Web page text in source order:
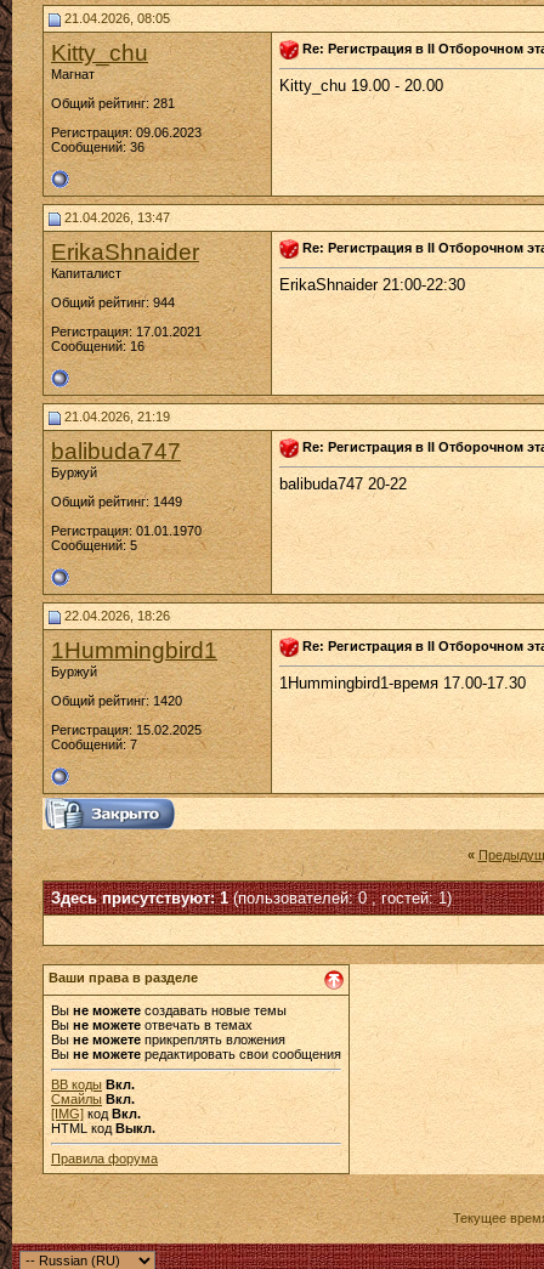
21.04.2026, 08:05
Kitty_chu
Магнат
Общий рейтинг: 281
Регистрация: 09.06.2023
Сообщений: 36
Re: Регистрация в II Отборочном
Kitty_chu 19.00 - 20.00
21.04.2026, 13:47
ErikaShnaider
Капиталист
Общий рейтинг: 944
Регистрация: 17.01.2021
Сообщений: 16
Re: Регистрация в II Отборочном
ErikaShnaider 21:00-22:30
21.04.2026, 21:19
balibuda747
Буржуй
Общий рейтинг: 1449
Регистрация: 01.01.1970
Сообщений: 5
Re: Регистрация в II Отборочном
balibuda747 20-22
22.04.2026, 18:26
1Hummingbird1
Буржуй
Общий рейтинг: 1420
Регистрация: 15.02.2025
Сообщений: 7
Re: Регистрация в II Отборочном
1Hummingbird1-время 17.00-17.30
«
Здесь присутствуют: 1(пользователей: 0 , гостей: 1)
Ваши права в разделе
Вы не можете создавать новые темы
Выне можете отвечать в темах
Выне можете прикреплять вложения
Вы не можетередактировать свои сообщения
BB коды Вкл.
Смайлы Вкл.
[IMG] код Вкл.
HTML код Выкл.
Правила форума
Текущее